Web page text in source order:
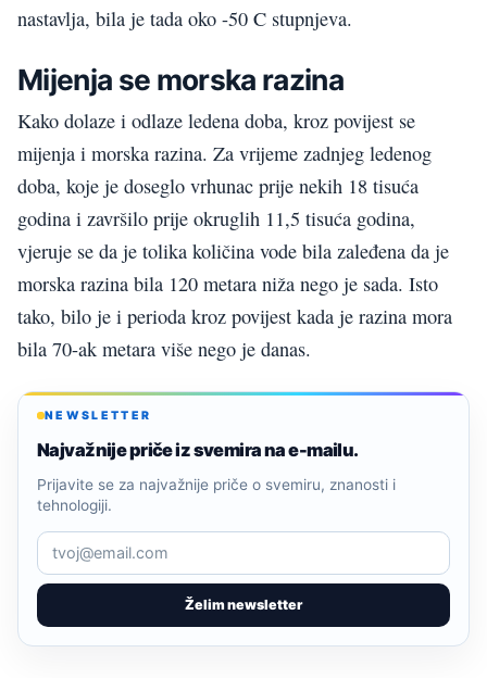
nastavlja, bila je tada oko -50 C stupnjeva.
Mijenja se morska razina
Kako dolaze i odlaze ledena doba, kroz povijest se
mijenja i morska razina. Za vrijeme zadnjeg ledenog
doba, koje je doseglo vrhunac prije nekih 18 tisuća
godina i završilo prije okruglih 11,5 tisuća godina,
vjeruje se da je tolika količina vode bila zaleđena da je
morska razina bila 120 metara niža nego je sada. Isto
tako, bilo je i perioda kroz povijest kada je razina mora
bila 70-ak metara više nego je danas.
NEWSLETTER
Najvažnije priče iz svemira na e-mailu.
Želim newsletter
Prijavite se za najvažnije priče o svemiru, znanosti i
tehnologiji.